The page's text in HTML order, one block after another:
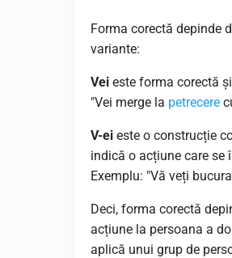
Forma corectă depinde
variante:
Vei este forma corectă
"Vei merge la petrecere
V-ei este o construcție
indică o acțiune care se
Exemplu: "Vă veți
Deci, forma corectă
acțiune la persoana a
aplică unui grup de